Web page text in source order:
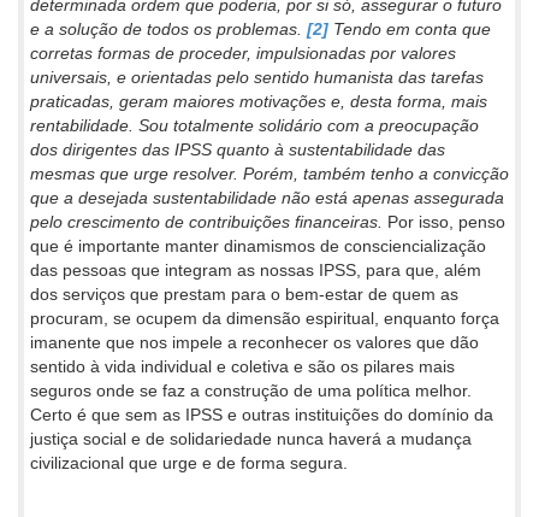
determinada ordem que poderia, por si só, assegurar o futuro
e a solução de todos os problemas. [2] Tendo em conta que
corretas formas de proceder, impulsionadas por valores
universais, e orientadas pelo sentido humanista das tarefas
praticadas, geram maiores motivações e, desta forma, mais
rentabilidade. Sou totalmente solidário com a preocupação
dos dirigentes das IPSS quanto à sustentabilidade das
mesmas que urge resolver. Porém, também tenho a convicção
que a desejada sustentabilidade não está apenas assegurada
pelo crescimento de contribuições financeiras. Por isso, penso
que é importante manter dinamismos de consciencialização
das pessoas que integram as nossas IPSS, para que, além
dos serviços que prestam para o bem-estar de quem as
procuram, se ocupem da dimensão espiritual, enquanto força
imanente que nos impele a reconhecer os valores que dão
sentido à vida individual e coletiva e são os pilares mais
seguros onde se faz a construção de uma política melhor.
Certo é que sem as IPSS e outras instituições do domínio da
justiça social e de solidariedade nunca haverá a mudança
civilizacional que urge e de forma segura.